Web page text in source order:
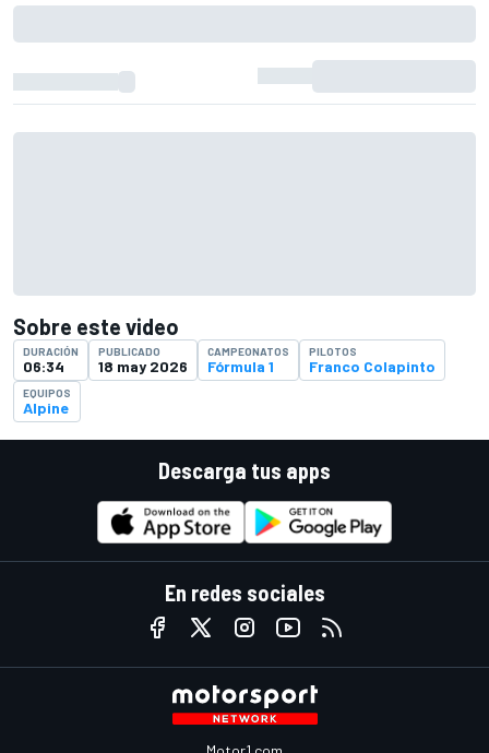
Sobre este video
DURACIÓN
06:34
PUBLICADO
18 may 2026
CAMPEONATOS
Fórmula 1
PILOTOS
Franco Colapinto
EQUIPOS
Alpine
Descarga tus apps
En redes sociales